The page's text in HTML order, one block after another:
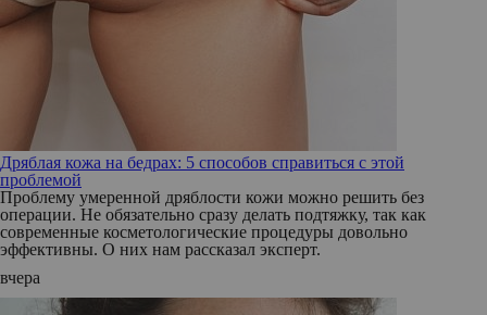
Дряблая кожа на бедрах: 5 способов справиться с этой
проблемой
Проблему умеренной дряблости кожи можно решить без
операции. Не обязательно сразу делать подтяжку, так как
современные косметологические процедуры довольно
эффективны. О них нам рассказал эксперт.
вчера